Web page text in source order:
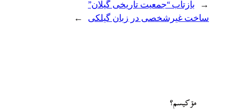
←
بازتاب “جمعیت تاریخی گیلان”
ساخت غیرشخصی در زبان گیلکی
→
مۊ کيسم؟